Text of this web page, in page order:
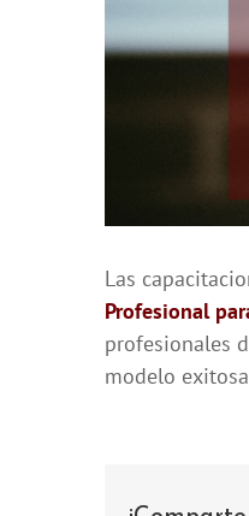
Las
Profesional
profesionales
modelo